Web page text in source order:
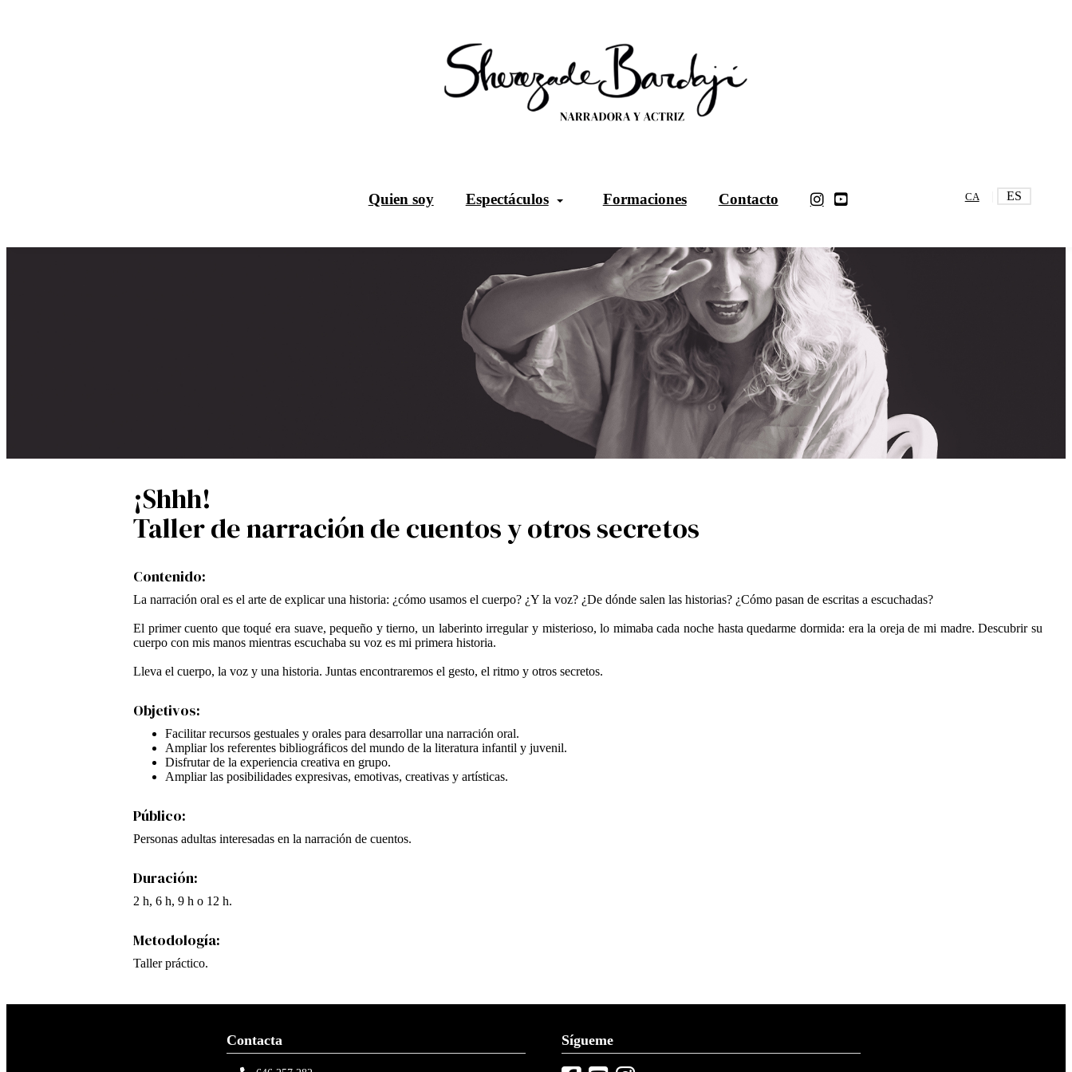
Quien soy Espectáculos Formaciones Contacto CA ES
¡Shhh!
Taller de narración de cuentos y otros secretos
Contenido:
La narración oral es el arte de explicar una historia: ¿cómo usamos el cuerpo? ¿Y la voz? ¿De dónde salen las historias? ¿Cómo pasan de escritas a escuchadas?
El primer cuento que toqué era suave, pequeño y tierno, un laberinto irregular y misterioso, lo mimaba cada noche hasta quedarme dormida: era la oreja de mi madre. Descubrir su
cuerpo con mis manos mientras escuchaba su voz es mi primera historia.
Lleva el cuerpo, la voz y una historia. Juntas encontraremos el gesto, el ritmo y otros secretos.
Objetivos:
Facilitar recursos gestuales y orales para desarrollar una narración oral.
Ampliar los referentes bibliográficos del mundo de la literatura infantil y juvenil.
Disfrutar de la experiencia creativa en grupo.
Ampliar las posibilidades expresivas, emotivas, creativas y artísticas.
Público:
Personas adultas interesadas en la narración de cuentos.
Duración:
2 h, 6 h, 9 h o 12 h.
Metodología:
Taller práctico.
Contacta Sígueme